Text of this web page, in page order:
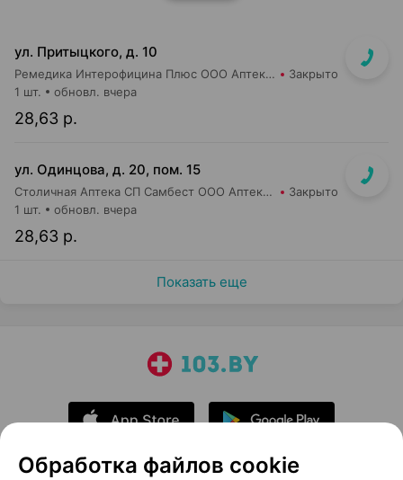
ул. Притыцкого, д. 10
Ремедика Интерофицина Плюс ООО Аптека №8 Закрыто
28,63 р.
1 шт. обновл. вчера
ул. Одинцова, д. 20, пом. 15
Столичная Аптека СП Самбест ООО Аптека №5 Закрыто
28,63 р.
1 шт. обновл. вчера
Показать еще
Обработка файлов cookie